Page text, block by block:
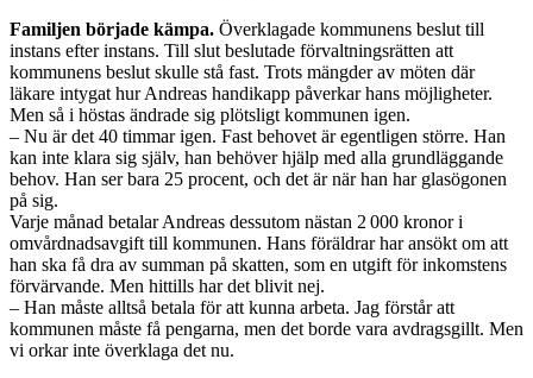
Familjen började kämpa. Överklagade kommunens beslut till
instans efter instans. Till slut beslutade förvaltningsrätten att
kommunens beslut skulle stå fast. Trots mängder av möten där
läkare intygat hur Andreas handikapp ­påverkar hans möjligheter.
Men så i höstas ändrade sig plötsligt kommunen igen.
– Nu är det 40 timmar igen. Fast behovet är egentligen större. Han
kan inte klara sig själv, han behöver hjälp med alla grundläggande
behov. Han ser bara 25 procent, och det är när han har glasögonen
på sig.
Varje månad betalar Andreas dessutom nästan 2 000 kronor i
omvårdnadsavgift till kommunen. Hans föräldrar har ansökt om att
han ska få dra av summan på skatten, som en utgift för inkoms­tens
förvärvande. Men hittills har det blivit nej.
– Han måste alltså betala för att kunna arbeta. Jag förstår att
kommunen måste få pengarna, men det borde vara avdragsgillt. Men
vi orkar inte överklaga det nu.